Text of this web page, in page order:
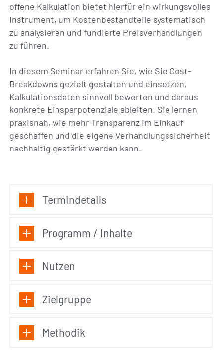
offene Kalkulation bietet hierfür ein wirkungsvolles
Instrument, um Kostenbestandteile systematisch
zu analysieren und fundierte Preisverhandlungen
zu führen.
In diesem Seminar erfahren Sie, wie Sie Cost-
Breakdowns gezielt gestalten und einsetzen,
Kalkulationsdaten sinnvoll bewerten und daraus
konkrete Einsparpotenziale ableiten. Sie lernen
praxisnah, wie mehr Transparenz im Einkauf
geschaffen und die eigene Verhandlungssicherheit
nachhaltig gestärkt werden kann.
Termindetails
Programm / Inhalte
Nutzen
Zielgruppe
Methodik